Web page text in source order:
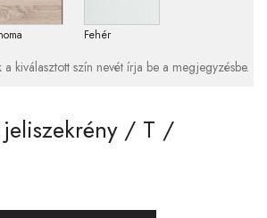
Fehér
a kiválasztott szín nevét írja be a megjegyzésbe.
/ T /